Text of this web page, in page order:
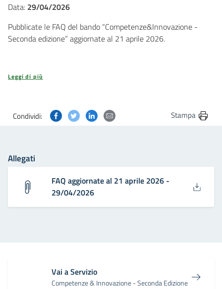
Data: 29/04/2026
Pubblicate le FAQ del bando “Competenze&Innovazione -
Seconda edizione” aggiornate al 21 aprile 2026.
Leggi di più
Condividi: Condividi questa pagina su Facebook
Condividi questa pagina su Twitter
Condividi questa pagina su Linkedin
Condividi questa pagina via
Stampa
Allegati
FAQ aggiornate al 21 aprile 2026 -
29/04/2026
Vai a Servizio
Competenze & Innovazione - Seconda Edizione